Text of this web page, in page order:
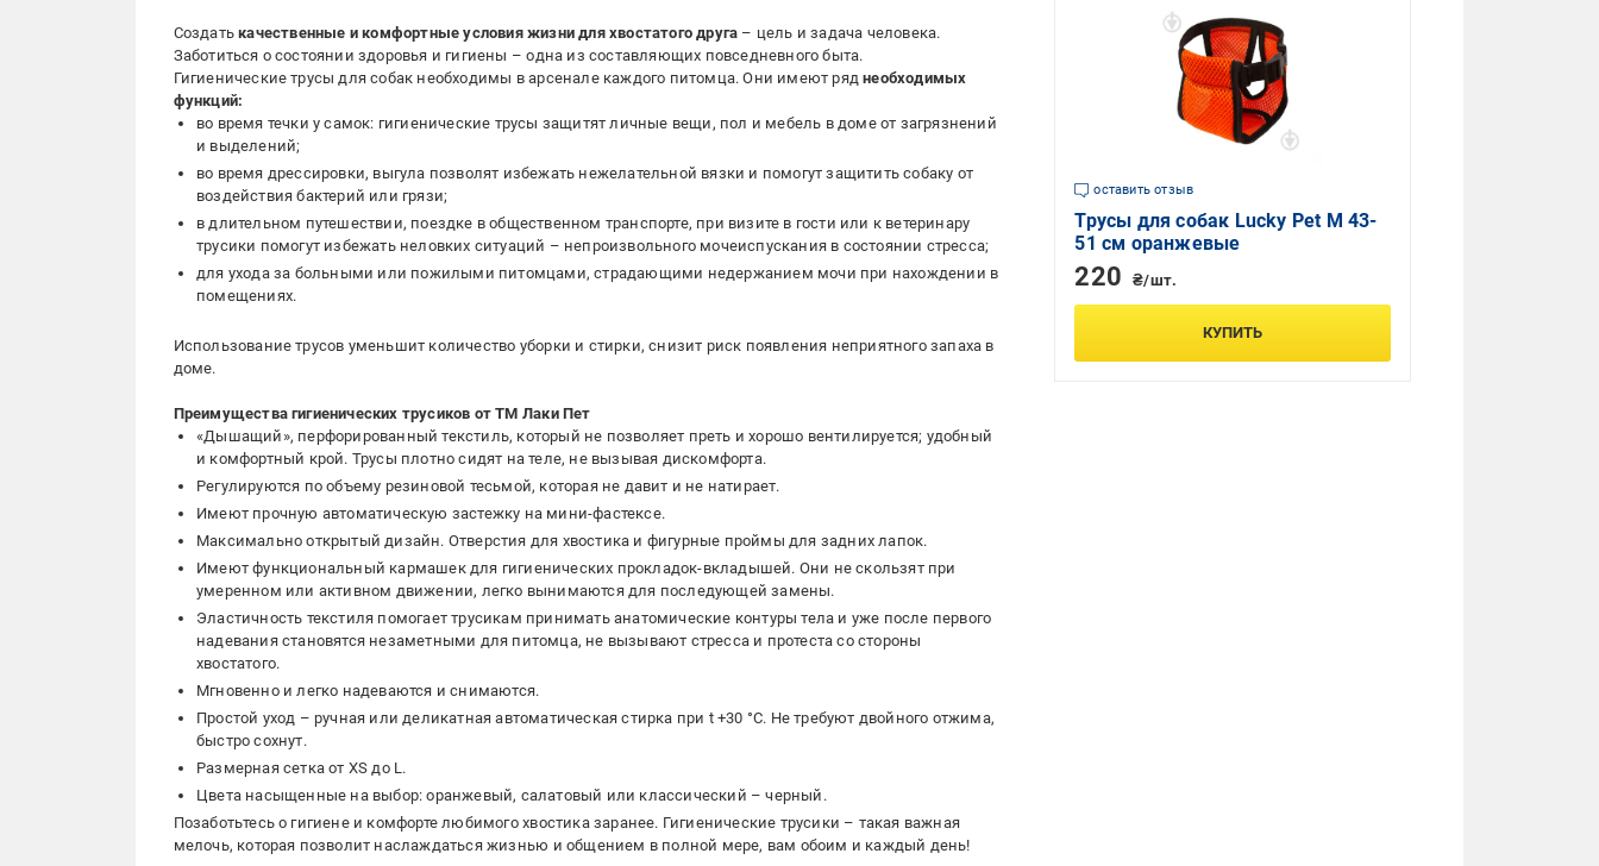
Создатькачественные и комфортные условия жизни для хвостатого друга – цель и задача человека.
Заботиться о состоянии здоровья и гигиены – одна из составляющих повседневного быта.
Гигиенические трусы для собак необходимы в арсенале каждого питомца. Они имеют ряднеобходимых
функций:
во время течки у самок: гигиенические трусы защитят личные вещи, пол и мебель в доме от загрязнений
и выделений;
во время дрессировки, выгула позволят избежать нежелательной вязки и помогут защитить собаку от
воздействия бактерий или грязи;
в длительном путешествии, поездке в общественном транспорте, при визите в гости или к ветеринару
трусики помогут избежать неловких ситуаций – непроизвольного мочеиспускания в состоянии стресса;
для ухода за больными или пожилыми питомцами, страдающими недержанием мочи при нахождении в
помещениях.
Использование трусов уменьшит количество уборки и стирки, снизит риск появления неприятного запаха в
доме.
Преимущества гигиенических трусиков от ТМ Лаки Пет
«Дышащий», перфорированный текстиль, который не позволяет преть и хорошо вентилируется; удобный
и комфортный крой. Трусы плотно сидят на теле, не вызывая дискомфорта.
Регулируются по объему резиновой тесьмой, которая не давит и не натирает.
Имеют прочную автоматическую застежку на мини-фастексе.
Максимально открытый дизайн. Отверстия для хвостика и фигурные проймы для задних лапок.
Имеют функциональный кармашек для гигиенических прокладок-вкладышей. Они не скользят при
умеренном или активном движении, легко вынимаются для последующей замены.
Эластичность текстиля помогает трусикам принимать анатомические контуры тела и уже после первого
надевания становятся незаметными для питомца, не вызывают стресса и протеста со стороны
хвостатого.
Мгновенно и легко надеваются и снимаются.
Простой уход – ручная или деликатная автоматическая стирка при t +30 °С. Не требуют двойного отжима,
быстро сохнут.
Размерная сетка от XS до L.
Цвета насыщенные на выбор: оранжевый, салатовый или классический – черный.
Позаботьтесь о гигиене и комфорте любимого хвостика заранее. Гигиенические трусики – такая важная
мелочь, которая позволит наслаждаться жизнью и общением в полной мере, вам обоим и каждый день!
оставить отзыв
Трусы для собак Lucky Pet М 43-
51 см оранжевые
220 ₴/шт.
КУПИТЬ